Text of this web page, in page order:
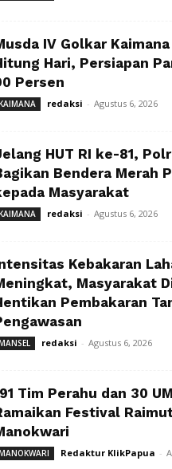
IV Golkar
Hari, Persiapan
Persen
redaksi - Agustus 6, 2026
HUT RI ke-81,
Bendera Merah
Masyarakat
redaksi - Agustus 6, 2026
Kebakaran
Masyarakat
Pembakaran
redaksi - Agustus 6, 2026
Tim Perahu dan 30
Festival
Redaktur KlikPapua -